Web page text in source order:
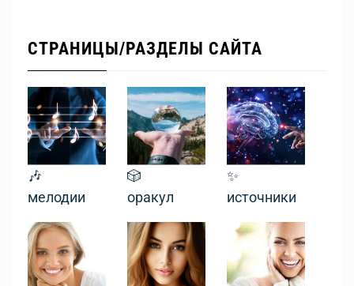
СТРАНИЦЫ/РАЗДЕЛЫ САЙТА
🎶
мелодии
🎲
оракул
✨
источники